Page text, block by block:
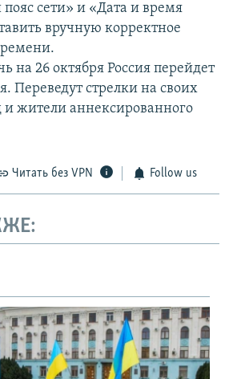
сети» и «Дата и время
вручную корректное
на 26 октября Россия перейдет
Переведут стрелки на своих
и жители аннексированного
Читать без VPN Follow us